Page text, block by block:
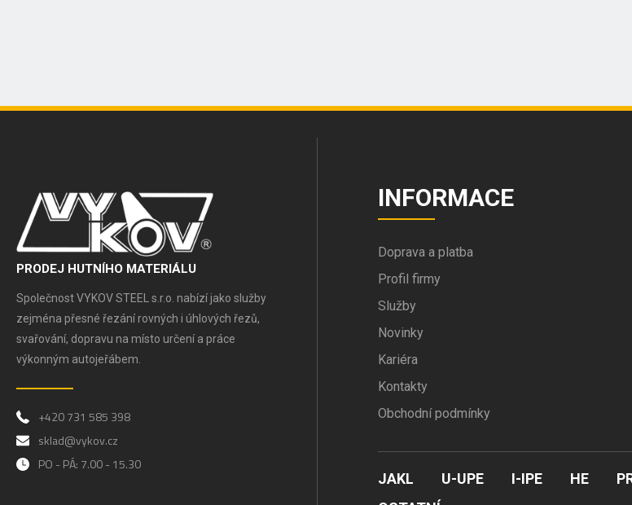
PRODEJ HUTNÍHO MATERIÁLU
Společnost VYKOV STEEL s.r.o. nabízí jako služby
zejména přesné řezání rovných i úhlových řezů,
svařování, dopravu na místo určení a práce
výkonným autojeřábem.
+420 731 585 398
sklad@vykov.cz
PO - PÁ: 7.00 - 15.30
INFORMACE
Doprava a platba
Profil firmy
Služby
Novinky
Kariéra
Kontakty
Obchodní podmínky
JAKL U-UPE I-IPE HE